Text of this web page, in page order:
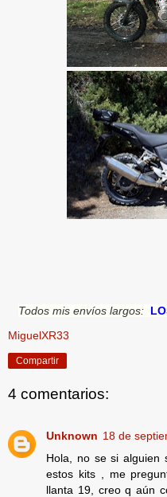
Todos mis envíos largos:
MiguelXR33
Compartir
4 comentarios:
Unknown 18 de
Hola, no se si alguien
estos kits , me
llanta 19, creo q aún